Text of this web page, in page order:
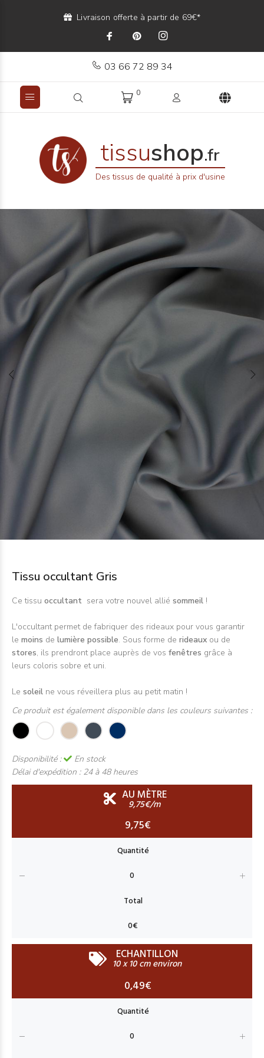
Livraison offerte à partir de 69€*
03 66 72 89 34
0
tissushop.fr
Des tissus de qualité à prix d'usine
Tissu occultant Gris
Ce tissu occultant sera votre nouvel allié sommeil !
L'occultant permet de fabriquer des rideaux pour vous garantir
le moins de lumière possible. Sous forme de rideaux ou de
stores, ils prendront place auprès de vos fenêtres grâce à
leurs coloris sobre et uni.
Le soleil ne vous réveillera plus au petit matin !
Ce produit est également disponible dans les couleurs suivantes :
Disponibilité :
En stock
Délai d'expédition : 24 à 48 heures
AU MÈTRE
9,75€/m
9,75€
ECHANTILLON
10 x 10 cm environ
0,49€